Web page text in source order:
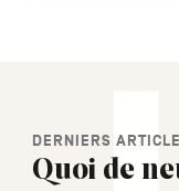
DERNIERS
Quoi de